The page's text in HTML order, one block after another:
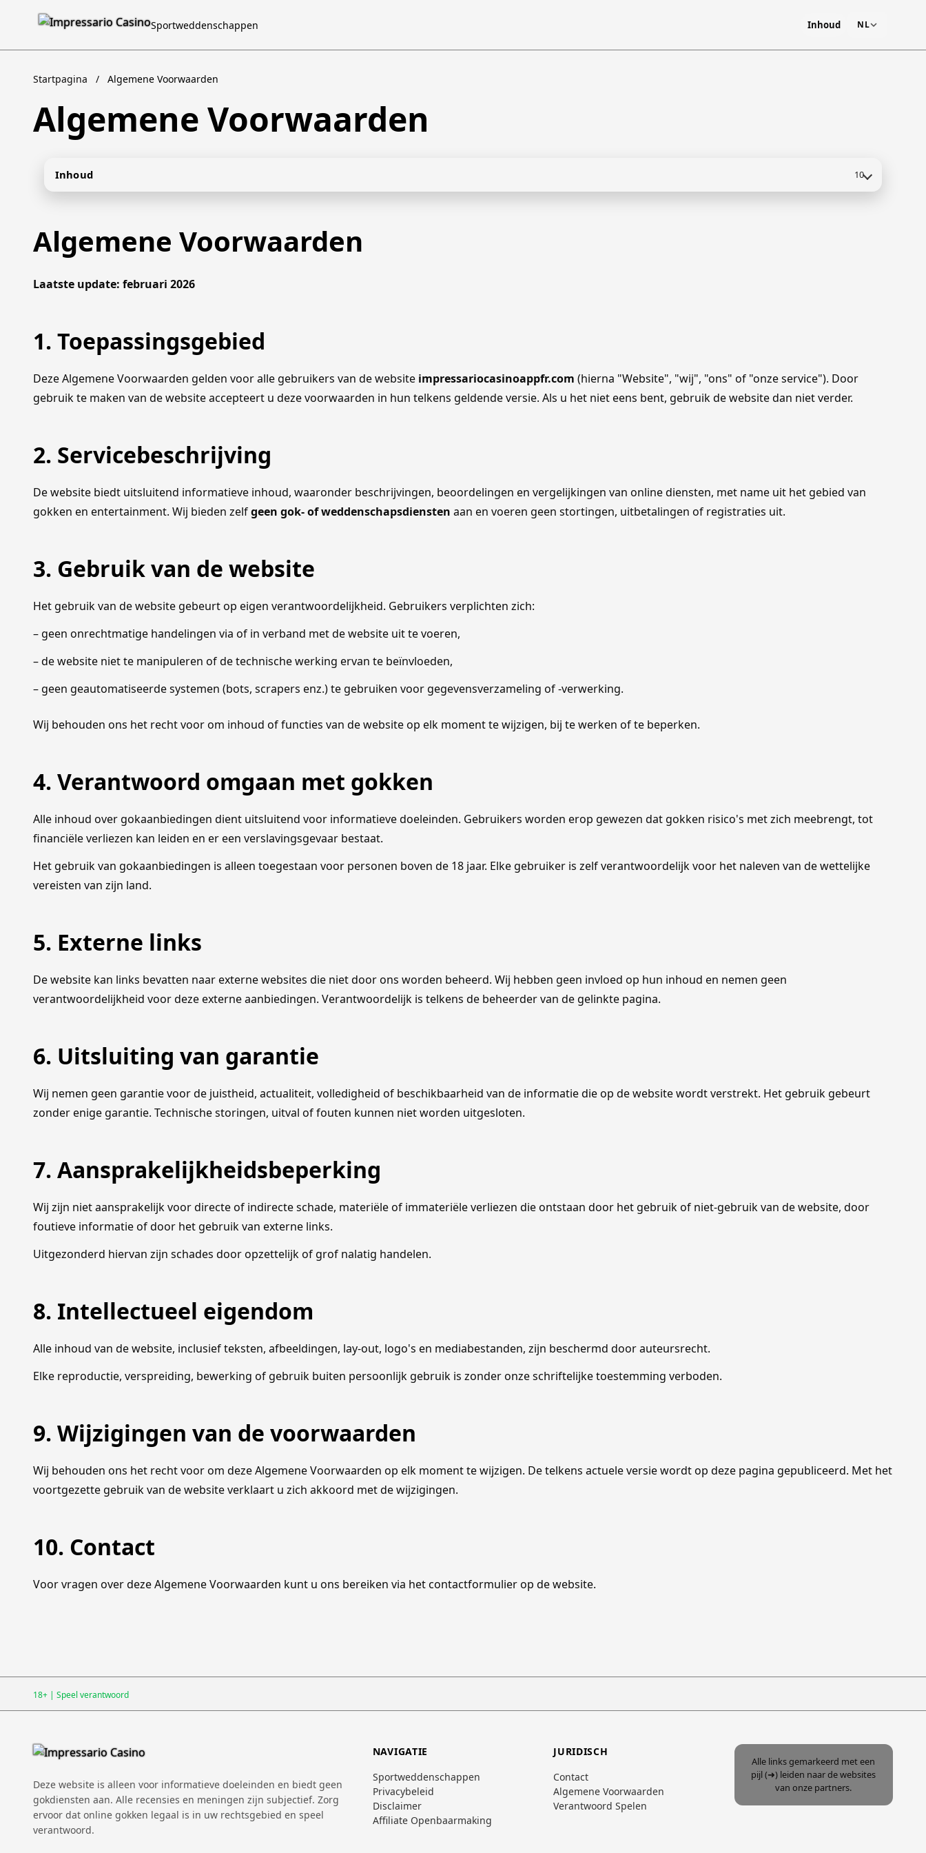
Sportweddenschappen Inhoud NL
Startpagina / Algemene Voorwaarden
Algemene Voorwaarden
Inhoud 10
Algemene Voorwaarden
Laatste update: februari 2026
1. Toepassingsgebied
Deze Algemene Voorwaarden gelden voor alle gebruikers van de website impressariocasinoappfr.com (hierna "Website", "wij", "ons" of "onze service"). Door
gebruik te maken van de website accepteert u deze voorwaarden in hun telkens geldende versie. Als u het niet eens bent, gebruik de website dan niet verder.
2. Servicebeschrijving
De website biedt uitsluitend informatieve inhoud, waaronder beschrijvingen, beoordelingen en vergelijkingen van online diensten, met name uit het gebied van
gokken en entertainment. Wij bieden zelfgeen gok- of weddenschapsdiensten aan en voeren geen stortingen, uitbetalingen of registraties uit.
3. Gebruik van de website
Het gebruik van de website gebeurt op eigen verantwoordelijkheid. Gebruikers verplichten zich:
– geen onrechtmatige handelingen via of in verband met de website uit te voeren,
– de website niet te manipuleren of de technische werking ervan te beïnvloeden,
– geen geautomatiseerde systemen (bots, scrapers enz.) te gebruiken voor gegevensverzameling of -verwerking.
Wij behouden ons het recht voor om inhoud of functies van de website op elk moment te wijzigen, bij te werken of te beperken.
4. Verantwoord omgaan met gokken
Alle inhoud over gokaanbiedingen dient uitsluitend voor informatieve doeleinden. Gebruikers worden erop gewezen dat gokken risico's met zich meebrengt, tot
financiële verliezen kan leiden en er een verslavingsgevaar bestaat.
Het gebruik van gokaanbiedingen is alleen toegestaan voor personen boven de 18 jaar. Elke gebruiker is zelf verantwoordelijk voor het naleven van de wettelijke
vereisten van zijn land.
5. Externe links
De website kan links bevatten naar externe websites die niet door ons worden beheerd. Wij hebben geen invloed op hun inhoud en nemen geen
verantwoordelijkheid voor deze externe aanbiedingen. Verantwoordelijk is telkens de beheerder van de gelinkte pagina.
6. Uitsluiting van garantie
Wij nemen geen garantie voor de juistheid, actualiteit, volledigheid of beschikbaarheid van de informatie die op de website wordt verstrekt. Het gebruik gebeurt
zonder enige garantie. Technische storingen, uitval of fouten kunnen niet worden uitgesloten.
7. Aansprakelijkheidsbeperking
Wij zijn niet aansprakelijk voor directe of indirecte schade, materiële of immateriële verliezen die ontstaan door het gebruik of niet-gebruik van de website, door
foutieve informatie of door het gebruik van externe links.
Uitgezonderd hiervan zijn schades door opzettelijk of grof nalatig handelen.
8. Intellectueel eigendom
Alle inhoud van de website, inclusief teksten, afbeeldingen, lay-out, logo's en mediabestanden, zijn beschermd door auteursrecht.
Elke reproductie, verspreiding, bewerking of gebruik buiten persoonlijk gebruik is zonder onze schriftelijke toestemming verboden.
9. Wijzigingen van de voorwaarden
Wij behouden ons het recht voor om deze Algemene Voorwaarden op elk moment te wijzigen. De telkens actuele versie wordt op deze pagina gepubliceerd. Met het
voortgezette gebruik van de website verklaart u zich akkoord met de wijzigingen.
10. Contact
Voor vragen over deze Algemene Voorwaarden kunt u ons bereiken via het contactformulier op de website.
18+ | Speel verantwoord
Deze website is alleen voor informatieve doeleinden en biedt geen
gokdiensten aan. Alle recensies en meningen zijn subjectief. Zorg
ervoor dat online gokken legaal is in uw rechtsgebied en speel
verantwoord.
NAVIGATIE
Sportweddenschappen
Privacybeleid
Disclaimer
Affiliate Openbaarmaking
JURIDISCH
Contact
Algemene Voorwaarden
Verantwoord Spelen
Alle links gemarkeerd met een
pijl (➜) leiden naar de websites
van onze partners.